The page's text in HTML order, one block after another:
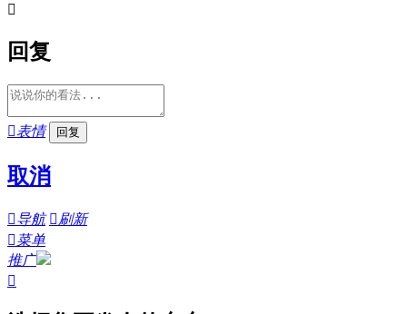

回复
表情
取消
导航 刷新
菜单
推广
